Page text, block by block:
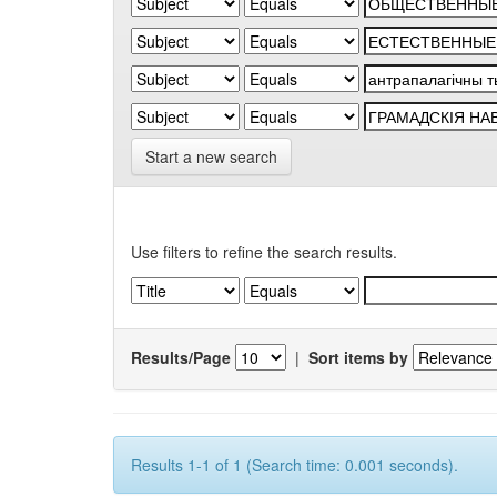
Start a new search
Use filters to refine the search results.
Results/Page | Sort items by
Results 1-1 of 1 (Search time: 0.001 seconds).